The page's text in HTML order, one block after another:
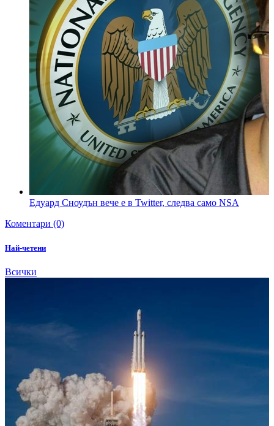
Едуард Сноудън вече е в Twitter, следва само NSA
Коментари (0)
Най-четени
Всички